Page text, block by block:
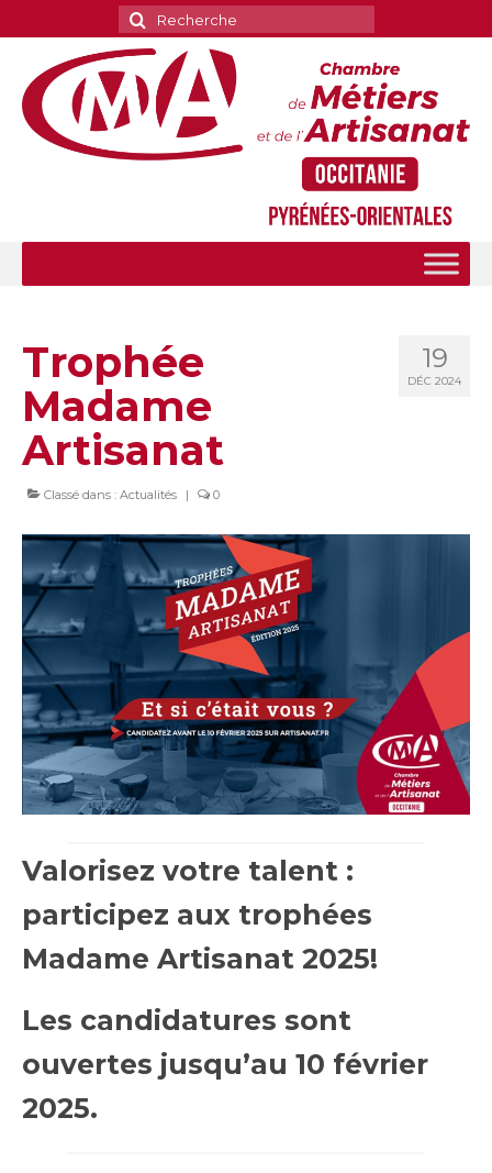
Rechercher
:
19
DÉC 2024
Trophée
Madame
Artisanat
Classé dans : Actualités | 0
Valorisez votre talent :
participez aux trophées
Madame Artisanat 2025!
Les candidatures sont
ouvertes jusqu’au 10 février
2025.